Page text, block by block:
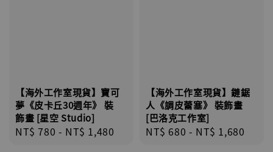
【海外工作室現貨】寶可
夢《皮卡丘30週年》 裝
飾畫 [星空 Studio]
Regular
NT$ 780 - NT$ 1,480
【海外工作室現貨】鏈鋸
人《調皮蕾塞》 裝飾畫
[巴洛克工作室]
Regular
NT$ 680 - NT$ 1,680